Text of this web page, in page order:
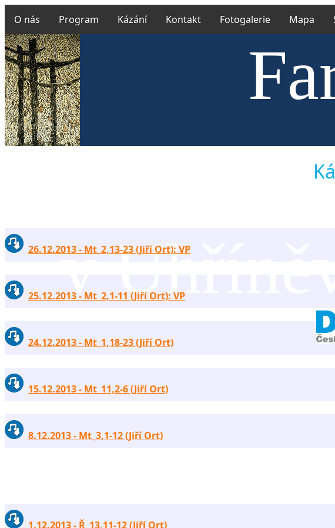
O nás Program Kázání Kontakt Fotogalerie Mapa
v
26.12.2013 - Mt_2,13-23 (Jiří Ort): VP
25.12.2013 - Mt_2,1-11 (Jiří Ort): VP
24.12.2013 - Mt_1,18-23 (Jiří Ort)
15.12.2013 - Mt_11,2-6 (Jiří Ort)
8.12.2013 - Mt_3,1-12 (Jiří Ort)
1.12.2013 - Ř_13,11-12 (Jiří Ort)